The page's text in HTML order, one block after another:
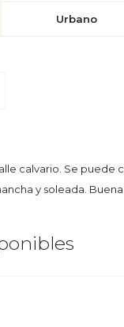
Urbano
calvario. Se puede
y soleada.